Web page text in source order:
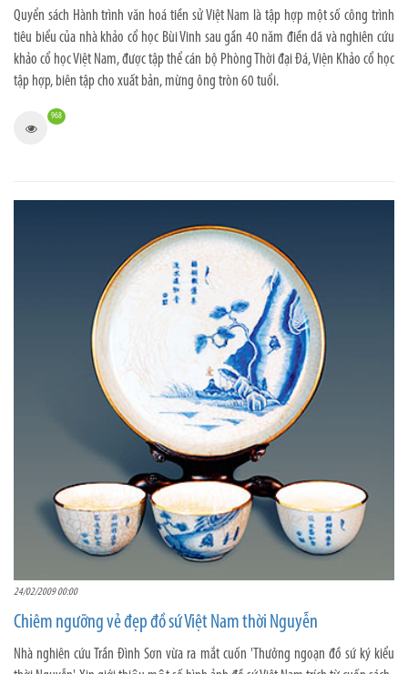
Quyển sách Hành trình văn hoá tiền sử Việt Nam là tập hợp một số công trình
tiêu biểu của nhà khảo cổ học Bùi Vinh sau gần 40 năm điền dã và nghiên cứu
khảo cổ học Việt Nam, được tập thể cán bộ Phòng Thời đại Đá, Viện Khảo cổ học
tập hợp, biên tập cho xuất bản, mừng ông tròn 60 tuổi.
968
24/02/2009 00:00
Chiêm ngưỡng vẻ đẹp đồ sứ Việt Nam thời Nguyễn
Nhà nghiên cứu Trần Đình Sơn vừa ra mắt cuốn 'Thưởng ngoạn đồ sứ ký kiểu